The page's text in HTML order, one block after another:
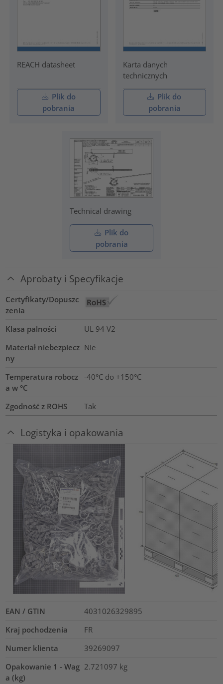
REACH datasheet
Plik do
pobrania
Karta danych
technicznych
Plik do
pobrania
Technical drawing
Plik do
pobrania
Aprobaty i Specyfikacje
Certyfikaty/Dopuszc
zenia
Klasa palności
UL 94 V2
Materiał niebezpiecz
ny
Nie
Temperatura robocz
a w °C
-40°C do +150°C
Zgodność z ROHS Tak
Logistyka i opakowania
EAN / GTIN
4031026329895
Kraj pochodzenia
FR
Numer klienta
39269097
Opakowanie 1 - Wag
a (kg)
2.721097 kg